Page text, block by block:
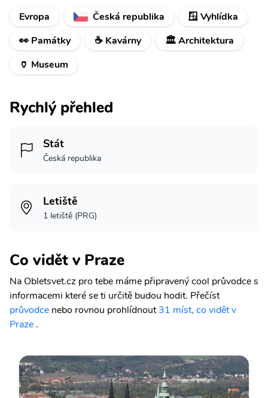
Evropa
Česká republika
🪟 Vyhlídka
👀 Památky
☕ Kavárny
🏛️ Architektura
🏺 Museum
Rychlý přehled
Stát
Česká republika
Letiště
1 letiště (PRG)
Co vidět v Praze
Na Obletsvet.cz pro tebe máme připravený cool průvodce s
informacemi které se ti určitě budou hodit. Přečíst
průvodce nebo rovnou prohlídnout31 míst, co vidět v
Praze .